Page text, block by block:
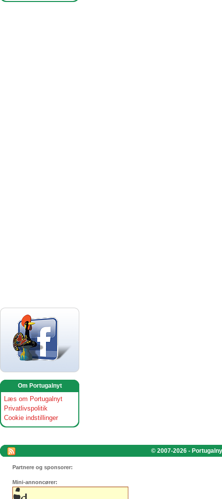
Om Portugalnyt
Læs om Portugalnyt
Privatlivspolitik
Cookie indstillinger
© 2007-2026 -
Partnere og sponsorer:
Mini-annoncører: